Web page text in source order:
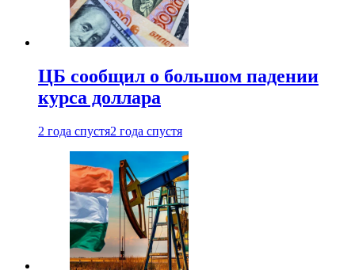
ЦБ сообщил о большом падении
курса доллара
2 года спустя2 года спустя